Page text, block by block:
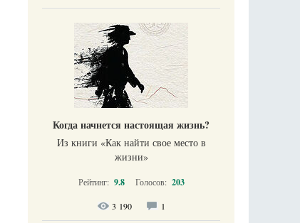
Когда начнется настоящая жизнь?
Из книги «Как найти свое место в
жизни​»
Рейтинг: 9.8 Голосов: 203
3 190 1